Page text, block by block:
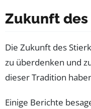
Zukunft
Die Zukunft des
zu überdenken und
dieser Tradition
Einige Berichte